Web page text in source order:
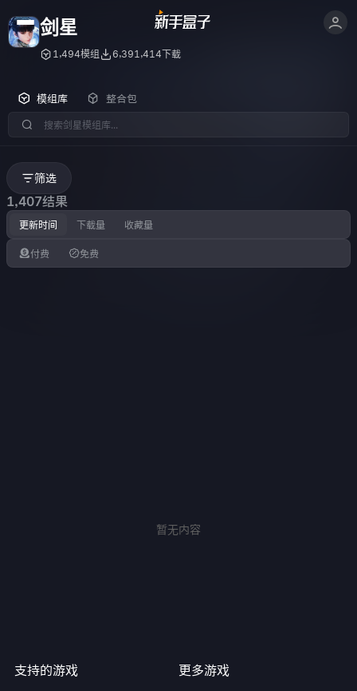
剑星
1,494模组 6,391,414下载
模组库 整合包
筛选
1,407结果
更新时间 下载量 收藏量
付费 免费
暂无内容
支持的游戏 更多游戏